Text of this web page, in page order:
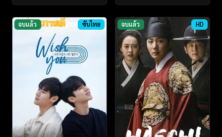
จบแล้ว ซับไทย จบแล้ว HD